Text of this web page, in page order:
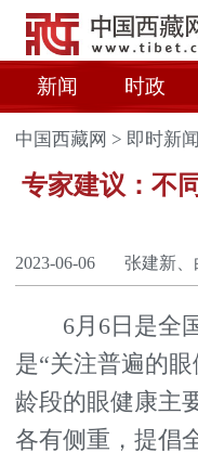
新闻 时政
中国西藏网 > 即时新闻
专家建议：不
2023-06-06 张建新、
6月6日是全国
是“关注普遍的
龄段的眼健康主
各有侧重，提倡